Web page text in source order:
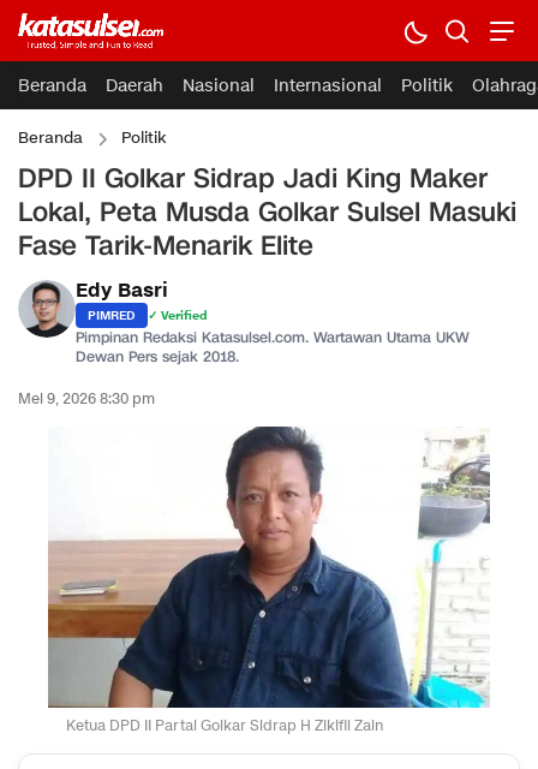
Beranda Daerah Nasional Internasional Politik
Beranda Politik
DPD II Golkar Sidrap Jadi King Maker
Lokal, Peta Musda Golkar Sulsel Masuki
Fase Tarik-Menarik Elite
Edy Basri
PIMRED ✓ Verified
Pimpinan Redaksi Katasulsel.com. Wartawan Utama UKW
Dewan Pers sejak 2018.
Mei 9, 2026 8:30 pm
Ketua DPD II Partai Golkar Sidrap H Zlkifli Zain